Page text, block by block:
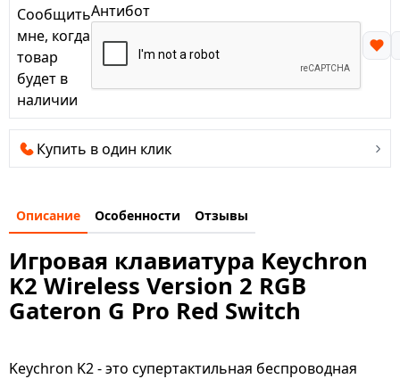
Сообщить
мне, когда
товар
будет в
наличии
Антибот
Купить в один клик
Описание Особенности Отзывы
Игровая клавиатура Keychron
K2 Wireless Version 2 RGB
Gateron G Pro Red Switch
Keychron K2 - это супертактильная беспроводная